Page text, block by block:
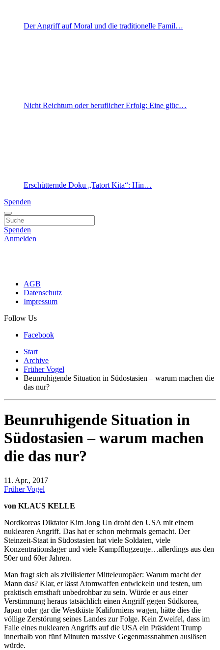
Der Angriff auf Moral und die traditionelle Famil…
Nicht Reichtum oder beruflicher Erfolg: Eine glüc…
Erschütternde Doku „Tatort Kita“: Hin…
Spenden
Spenden
Anmelden
AGB
Datenschutz
Impressum
Follow Us
Facebook
Start
Archive
Früher Vogel
Beunruhigende Situation in Südostasien – warum machen die
das nur?
Beunruhigende Situation in
Südostasien – warum machen
die das nur?
11. Apr., 2017
Früher Vogel
von KLAUS KELLE
Nordkoreas Diktator Kim Jong Un droht den USA mit einem
nuklearen Angriff. Das hat er schon mehrmals gemacht. Der
Steinzeit-Staat in Südostasien hat viele Soldaten, viele
Konzentrationslager und viele Kampfflugzeuge…allerdings aus den
50er und 60er Jahren.
Man fragt sich als zivilisierter Mitteleuropäer: Warum macht der
Mann das? Klar, er lässt Atomwaffen entwickeln und testen, um
praktisch ernsthaft unbedrohbar zu sein. Würde er aus einer
Verstimmung heraus tatsächlich einen Angriff gegen Südkorea,
Japan oder gar die Westküste Kaliforniens wagen, hätte dies die
völlige Zerstörung seines Landes zur Folge. Kein Zweifel, dass im
Falle eines nuklearen Angriffs auf die USA ein Präsident Trump
innerhalb von fünf Minuten massive Gegenmassnahmen auslösen
würde.